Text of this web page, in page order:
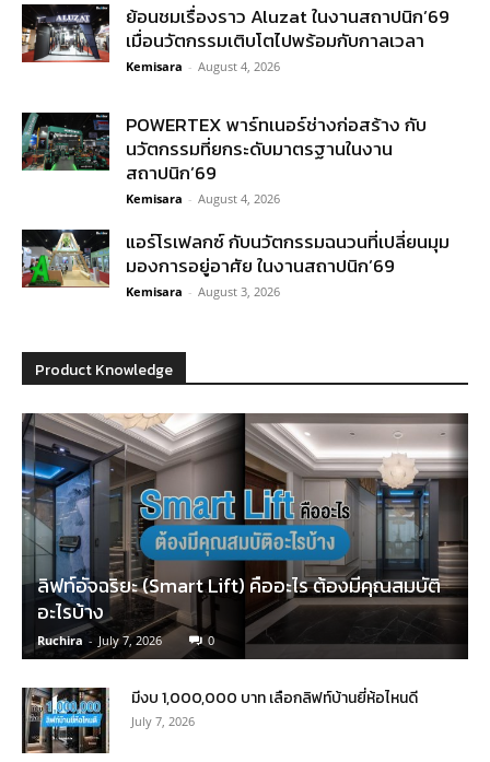
ย้อนชมเรื่องราว Aluzat ในงานสถาปนิก’69
เมื่อนวัตกรรมเติบโตไปพร้อมกับกาลเวลา
Kemisara - August 4, 2026
POWERTEX พาร์ทเนอร์ช่างก่อสร้าง กับ
นวัตกรรมที่ยกระดับมาตรฐานในงาน
สถาปนิก’69
Kemisara - August 4, 2026
แอร์โรเฟลกซ์ กับนวัตกรรมฉนวนที่เปลี่ยนมุม
มองการอยู่อาศัย ในงานสถาปนิก’69
Kemisara - August 3, 2026
Product Knowledge
ลิฟท์อัจฉริยะ (Smart Lift) คืออะไร ต้องมีคุณสมบัติ
อะไรบ้าง
Ruchira - July 7, 2026 0
มีงบ 1,000,000 บาท เลือกลิฟท์บ้านยี่ห้อไหนดี
July 7, 2026